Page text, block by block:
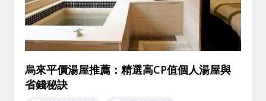
烏來平價湯屋推薦：精選高CP值個人湯屋與
省錢秘訣